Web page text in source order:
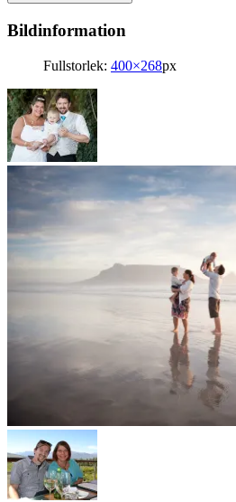
Bildinformation
Fullstorlek: 400×268px